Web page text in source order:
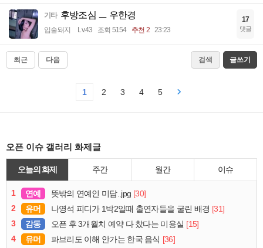
기타 후방조심 ㅡ 우한경
입술돼지 Lv.43 조회 5154 추천 2 23:23
17
댓글
최근 다음 검색 글쓰기
1 2 3 4 5
오픈 이슈 갤러리 화제글
오늘의 화제 주간 월간 이슈
1 연예 뜻밖의 연예인 미담..jpg [30]
2
유머 나영석 피디가 1박2일때 출연자들을 굴린 배경 [31]
3
감동 오픈 후 3개월치 예약 다 찼다는 미용실 [15]
4
유머 파브리도 이해 안가는 한국 음식 [36]